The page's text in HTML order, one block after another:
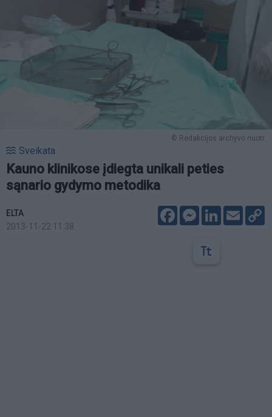
© Redakcijos archyvo nuotr.
Sveikata
Kauno klinikose įdiegta unikali peties
sąnario gydymo metodika
ELTA
2013-11-22 11:38
FacebookMessenger
LinkedIn
Email